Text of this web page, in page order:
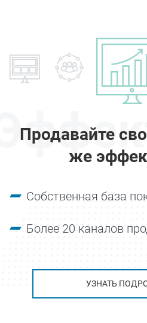
Продавайте
же
Собственная база
Более 20 каналов
УЗНАТЬ